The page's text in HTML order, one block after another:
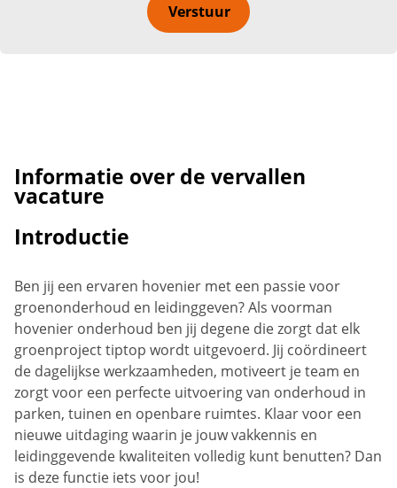
Verstuur
Informatie over de vervallen
vacature
Introductie
Ben jij een ervaren hovenier met een passie voor
groenonderhoud en leidinggeven? Als voorman
hovenier onderhoud ben jij degene die zorgt dat elk
groenproject tiptop wordt uitgevoerd. Jij coördineert
de dagelijkse werkzaamheden, motiveert je team en
zorgt voor een perfecte uitvoering van onderhoud in
parken, tuinen en openbare ruimtes. Klaar voor een
nieuwe uitdaging waarin je jouw vakkennis en
leidinggevende kwaliteiten volledig kunt benutten? Dan
is deze functie iets voor jou!